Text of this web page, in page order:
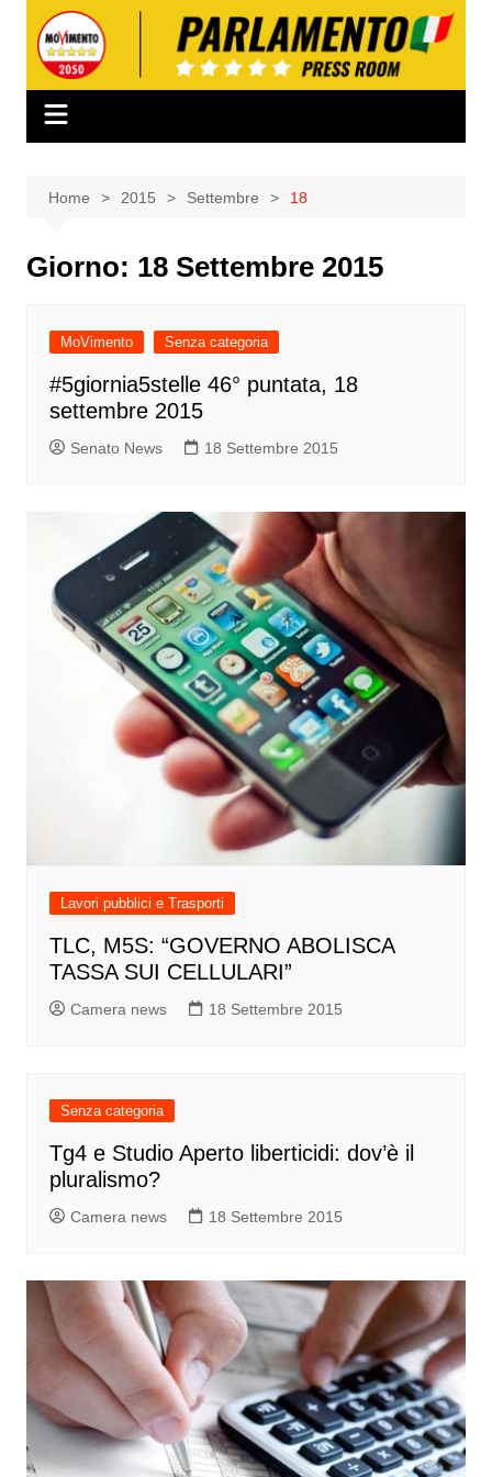
contenuto
Home 2015 Settembre 18
Giorno: 18 Settembre 2015
MoVimento Senza categoria
#5giornia5stelle 46° puntata, 18
settembre 2015
Senato News 18 Settembre 2015
Lavori pubblici e Trasporti
TLC, M5S: “GOVERNO ABOLISCA
TASSA SUI CELLULARI”
Camera news 18 Settembre 2015
Senza categoria
Tg4 e Studio Aperto liberticidi: dov’è il
pluralismo?
Camera news 18 Settembre 2015